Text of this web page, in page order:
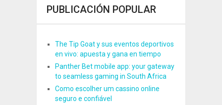
PUBLICACIÓN POPULAR
The Tip Goat y sus eventos deportivos
en vivo: apuesta y gana en tiempo
Panther Bet mobile app: your gateway
to seamless gaming in South Africa
Como escolher um cassino online
seguro e confiável